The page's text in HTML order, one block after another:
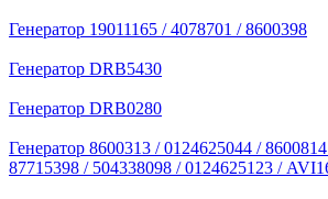
Генератор 19011165 / 4078701 / 8600398
Генератор DRB5430
Генератор DRB0280
Генератор 8600313 / 0124625044 /
87715398 / 504338098 / 0124625123 /